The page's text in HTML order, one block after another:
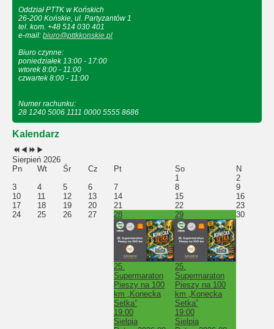
Oddział PTTK w Końskich
26-200 Końskie, ul. Partyzantów 1
tel. kom. +48 514 030 401
e-mail: biuro@pttkkonskie.pl
Biuro czynne:
poniedziałek 13:00 - 17:00
wtorek 8:00 - 11:00
czwartek 8:00 - 11:00
Numer rachunku:
28 1240 5006 1111 0000 5555 8686
Kalendarz
Sierpień 2026
Pn
Wt Śr Cz Pt So
N
1
2
3
4 5 6 7 8
9
10
11 12 13 14 15
16
17
18 19 20 21 22
23
24
25 26 27 28
25.
Supermaraton
Pieszy na 100
km „Konecka
Setka”
19:00
Sielpia
29
25.
Supermaraton
Pieszy na 100
km „Konecka
Setka”
19:00
Sielpia
30